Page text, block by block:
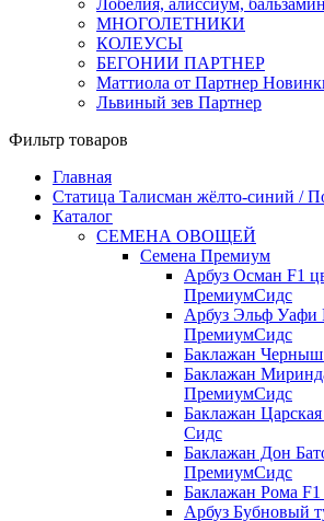
Лобелия, алиссиум,
МНОГОЛЕТНИКИ
КОЛЕУСЫ
БЕГОНИИ ПАРТНЕР
Маттиола от Партнер
Львиный зев Партнер
Фильтр товаров
Главная
Статица Талисман жёлто-синий /
Каталог
СЕМЕНА ОВОЩЕЙ
Семена Премиум
Арбуз Осман F1
ПремиумСидс
Арбуз Эльф Уафи
ПремиумСидс
Баклажан
Баклажан
ПремиумСидс
Баклажан
Сидс
Баклажан Дон
ПремиумСидс
Баклажан Рома
Арбуз Бубновый